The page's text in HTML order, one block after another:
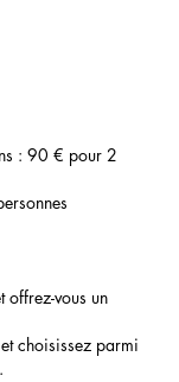
: 90 € pour 2
offrez-vous un
choisissez parmi